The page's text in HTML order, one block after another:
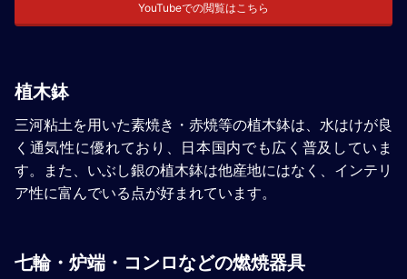
YouTubeでの閲覧はこちら
植木鉢
三河粘土を用いた素焼き・赤焼等の植木鉢は、水はけが良
く通気性に優れており、日本国内でも広く普及していま
す。また、いぶし銀の植木鉢は他産地にはなく、インテリ
ア性に富んでいる点が好まれています。
七輪・炉端・コンロなどの燃焼器具